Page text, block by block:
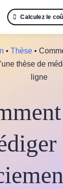
Calculez le
• Thèse •
thèse de
ligne